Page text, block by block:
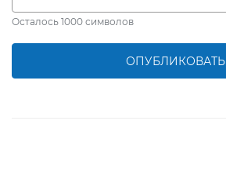
Осталось 1000 символов
ОПУБЛИКОВАТЬ